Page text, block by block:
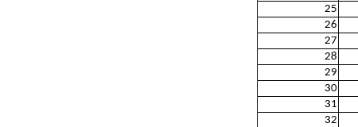
25
26
27
28
29
30
31
32